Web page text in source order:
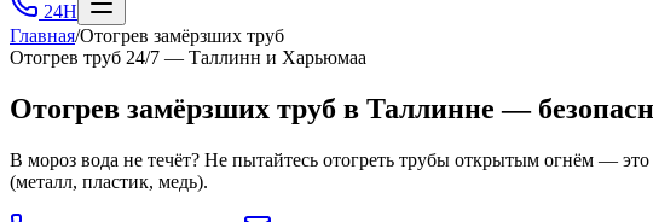
24H
Главная/Отогрев замёрзших труб
Отогрев труб 24/7 — Таллинн и Харьюмаа
Отогрев замёрзших труб в Таллинне —
В мороз вода не течёт? Не пытайтесь отогреть трубы открытым огнём —
(металл, пластик, медь).